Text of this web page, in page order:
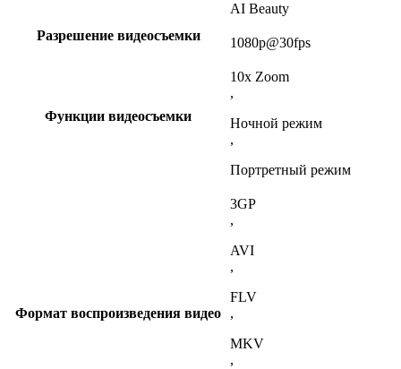
AI Beauty
Разрешение видеосъемки
1080p@30fps
Функции видеосъемки
10x Zoom
,
Ночной режим
,
Портретный режим
Формат воспроизведения видео
3GP
,
AVI
,
FLV
,
MKV
,